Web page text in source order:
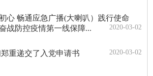
心 畅通应急广播(大喇叭）践行使命
防控疫情第一线保障...
2020-03-02
重递交了入党申请书 2020-03-02